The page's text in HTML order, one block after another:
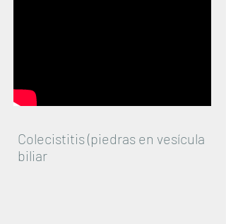
Colecistitis (piedras en vesícula
biliar